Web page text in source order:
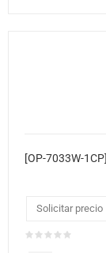
[OP-7033W-
Solicitar precio